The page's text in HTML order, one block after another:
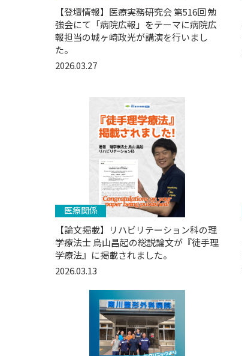
【登壇情報】医療実務研究会 第516回 勉
強会にて「病院広報」をテーマに病院広
報担当の城ヶ崎政光が講演を行いまし
た。
2026.03.27
医療関係
【論文掲載】リハビリテーション科の理
学療法士 烏山昌起の総説論文が『徒手理
学療法』に掲載されました。
2026.03.13